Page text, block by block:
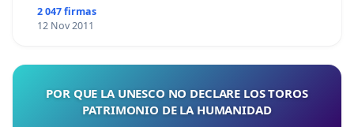
2 047 firmas
12 Nov 2011
POR QUE LA UNESCO NO DECLARE LOS TOROS
PATRIMONIO DE LA HUMANIDAD